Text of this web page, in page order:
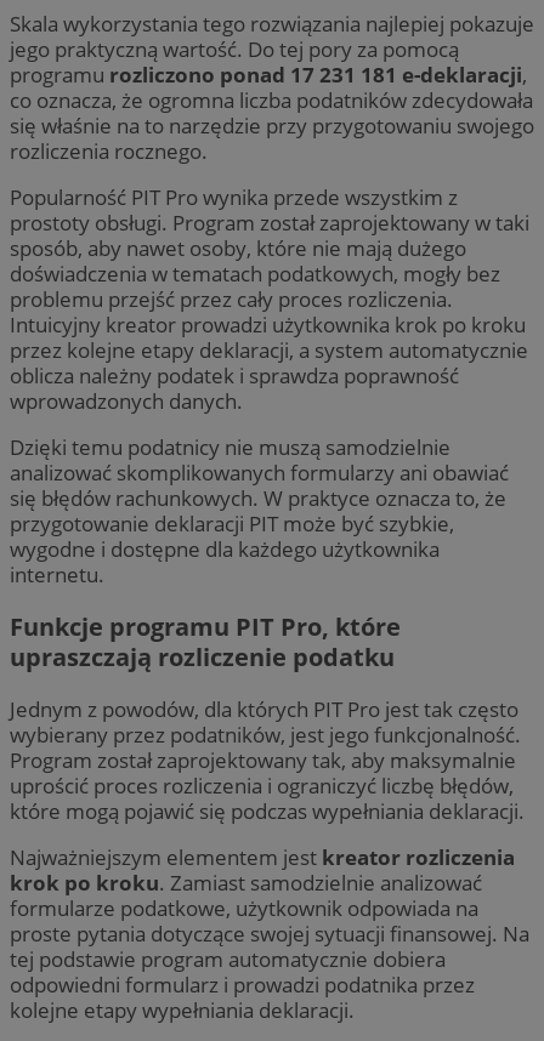
Skala wykorzystania tego rozwiązania najlepiej pokazuje
jego praktyczną wartość. Do tej pory za pomocą
programu rozliczono ponad 17 231 181 e-deklaracji,
co oznacza, że ogromna liczba podatników zdecydowała
się właśnie na to narzędzie przy przygotowaniu swojego
rozliczenia rocznego.
Popularność PIT Pro wynika przede wszystkim z
prostoty obsługi. Program został zaprojektowany w taki
sposób, aby nawet osoby, które nie mają dużego
doświadczenia w tematach podatkowych, mogły bez
problemu przejść przez cały proces rozliczenia.
Intuicyjny kreator prowadzi użytkownika krok po kroku
przez kolejne etapy deklaracji, a system automatycznie
oblicza należny podatek i sprawdza poprawność
wprowadzonych danych.
Dzięki temu podatnicy nie muszą samodzielnie
analizować skomplikowanych formularzy ani obawiać
się błędów rachunkowych. W praktyce oznacza to, że
przygotowanie deklaracji PIT może być szybkie,
wygodne i dostępne dla każdego użytkownika
internetu.
Funkcje programu PIT Pro, które
upraszczają rozliczenie podatku
Jednym z powodów, dla których PIT Pro jest tak często
wybierany przez podatników, jest jego funkcjonalność.
Program został zaprojektowany tak, aby maksymalnie
uprościć proces rozliczenia i ograniczyć liczbę błędów,
które mogą pojawić się podczas wypełniania deklaracji.
Najważniejszym elementem jest kreator rozliczenia
krok po kroku. Zamiast samodzielnie analizować
formularze podatkowe, użytkownik odpowiada na
proste pytania dotyczące swojej sytuacji finansowej. Na
tej podstawie program automatycznie dobiera
odpowiedni formularz i prowadzi podatnika przez
kolejne etapy wypełniania deklaracji.